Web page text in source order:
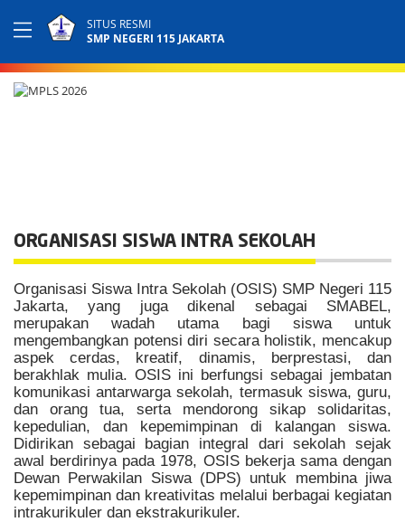
SITUS RESMI
SMP NEGERI 115 JAKARTA
ORGANISASI SISWA INTRA SEKOLAH
Organisasi Siswa Intra Sekolah (OSIS) SMP Negeri 115
Jakarta, yang juga dikenal sebagai SMABEL,
merupakan wadah utama bagi siswa untuk
mengembangkan potensi diri secara holistik, mencakup
aspek cerdas, kreatif, dinamis, berprestasi, dan
berakhlak mulia. OSIS ini berfungsi sebagai jembatan
komunikasi antarwarga sekolah, termasuk siswa, guru,
dan orang tua, serta mendorong sikap solidaritas,
kepedulian, dan kepemimpinan di kalangan siswa.
Didirikan sebagai bagian integral dari sekolah sejak
awal berdirinya pada 1978, OSIS bekerja sama dengan
Dewan Perwakilan Siswa (DPS) untuk membina jiwa
kepemimpinan dan kreativitas melalui berbagai kegiatan
intrakurikuler dan ekstrakurikuler.